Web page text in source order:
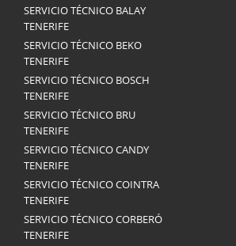
SERVICIO TÉCNICO BALAY
TENERIFE
SERVICIO TÉCNICO BEKO
TENERIFE
SERVICIO TÉCNICO BOSCH
TENERIFE
SERVICIO TÉCNICO BRU
TENERIFE
SERVICIO TÉCNICO CANDY
TENERIFE
SERVICIO TÉCNICO COINTRA
TENERIFE
SERVICIO TÉCNICO CORBERÓ
TENERIFE